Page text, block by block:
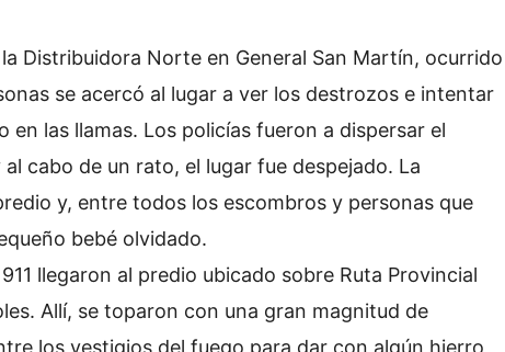
Distribuidora Norte en General San Martín, ocurrido
se acercó al lugar a ver los destrozos e intentar
en las llamas. Los policías fueron a dispersar el
cabo de un rato, el lugar fue despejado. La
y, entre todos los escombros y personas que
bebé olvidado.
llegaron al predio ubicado sobre Ruta Provincial
Allí, se toparon con una gran magnitud de
los vestigios del fuego para dar con algún hierro